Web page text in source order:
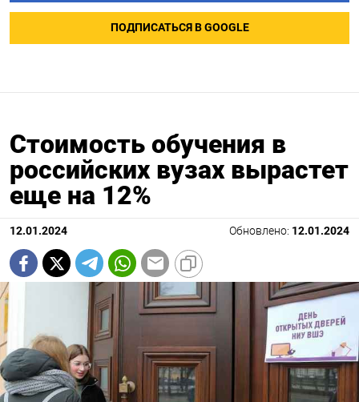
ПОДПИСАТЬСЯ В GOOGLE
Стоимость обучения в
российских вузах вырастет
еще на 12%
12.01.2024 Обновлено: 12.01.2024